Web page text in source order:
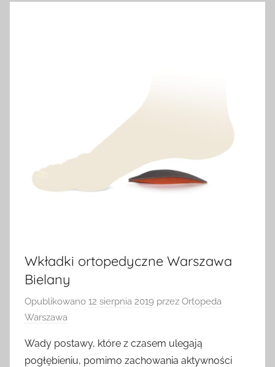
Wkładki ortopedyczne Warszawa
Bielany
Opublikowano 12 sierpnia 2019 przez Ortopeda
Warszawa
Wady postawy, które z czasem ulegają
pogłębieniu, pomimo zachowania aktywności